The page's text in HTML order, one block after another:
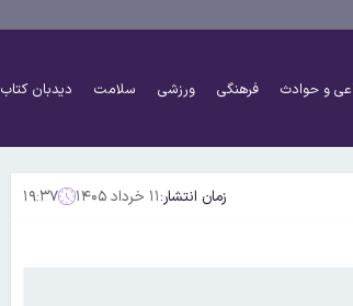
و حوادث فرهنگی ورزشی سلامت دیدبان کتاب
زمان انتشار:۱۱ خرداد ۱۴۰۵ ۱۹:۳۷